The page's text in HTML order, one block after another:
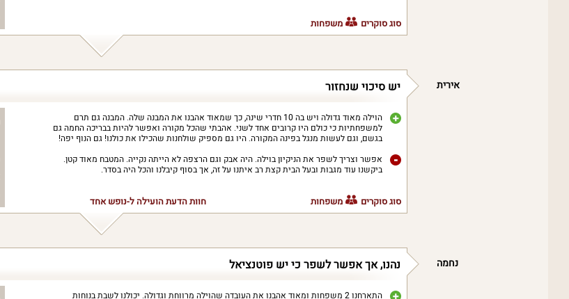
סוג סוקרים משפחות
יש סיכוי שנחזור אירית
הוילה מאוד גדולה ויש בה 10 חדרי שינה, כך שמאוד אהבנו את המבנה שלה. המבנה גם תרם
למשפחתיות כי כולם היו קרובים אחד לשני. אהבתי שהכל מקורה ואפשר להיות בבריכה החמה גם
בגשם, וגם לעשות מנגל בפינה המקורה. היו גם מספיק שולחנות שהכילו את כולנו! גם הנוף יפה!
אפשר וצריך לשפר את הניקיון בוילה. היה אבק וגם הרצפה לא הייתה נקייה. המטבח מאוד קטן.
ביקשנו עוד מגבות ובעל הבית קצת רב איתנו על זה, אך בסוף קיבלנו והכל היה בסדר.
סוג סוקרים משפחות חוות הדעת הועילה ל-נופש אחד
נהנו, אך אפשר לשפר כי יש פוטנציאל נחמה
התארחנו 2 משפחות ומאוד אהבנו את העובדה שהוילה מרווחת וגדולה. יכולנו לשבת בנוחות